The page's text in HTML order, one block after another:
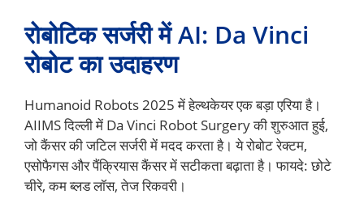
रोबोटिक सर्जरी में AI: Da Vinci
रोबोट का उदाहरण
Humanoid Robots 2025 में हेल्थकेयर एक बड़ा एरिया है।
AIIMS दिल्ली में Da Vinci Robot Surgery की शुरुआत हुई,
जो कैंसर की जटिल सर्जरी में मदद करता है। ये रोबोट रेक्टम,
एसोफैगस और पैंक्रियास कैंसर में सटीकता बढ़ाता है। फायदे: छोटे
चीरे, कम ब्लड लॉस, तेज रिकवरी।